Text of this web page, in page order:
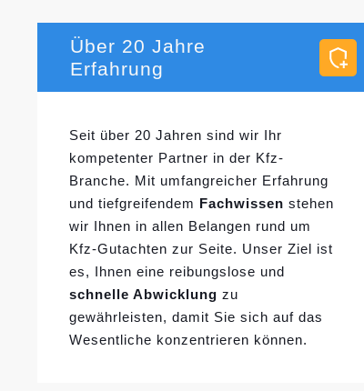
Über 20 Jahre
Erfahrung
Seit über 20 Jahren sind wir Ihr
kompetenter Partner in der Kfz-
Branche. Mit umfangreicher Erfahrung
und tiefgreifendem Fachwissen stehen
wir Ihnen in allen Belangen rund um
Kfz-Gutachten zur Seite. Unser Ziel ist
es, Ihnen eine reibungslose und
schnelle Abwicklung zu
gewährleisten, damit Sie sich auf das
Wesentliche konzentrieren können.